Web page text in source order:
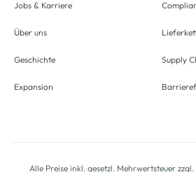
Jobs & Karriere
Über uns
Geschichte
Expansion
Supply
Alle Preise inkl. gesetzl. Mehrwertsteuer zzgl.